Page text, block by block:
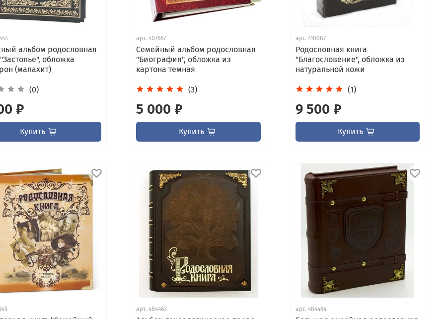
альбом родословная
обложка
(малахит)
(0)
₽
Купить
арт.407667
Семейный альбом родословная
"Биография", обложка из
картона темная
(3)
5 000 ₽
Купить
арт. 410087
Родословная книга
"Благословение", обложка из
натуральной кожи
(1)
9 500 ₽
Купить
арт.484463 арт. 484464